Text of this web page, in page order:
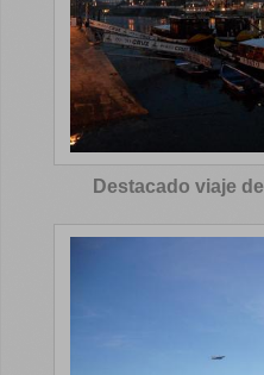
Destacado viaje